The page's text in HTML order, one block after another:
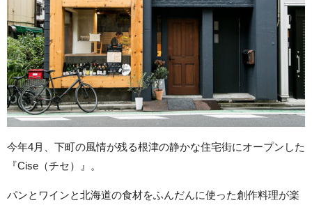
今年4月、下町の風情が残る根津の静かな住宅街にオープンした
『Cise（チセ）』。
パンとワインと北海道の食材をふんだんに使った創作料理が楽